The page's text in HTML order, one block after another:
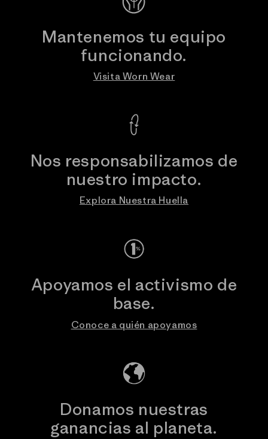
Mantenemos tu equipo
funcionando.
Visita Worn Wear
Nos responsabilizamos de
nuestro impacto.
Explora Nuestra Huella
Apoyamos el activismo de
base.
Conoce a quién apoyamos
Donamos nuestras
ganancias al planeta.